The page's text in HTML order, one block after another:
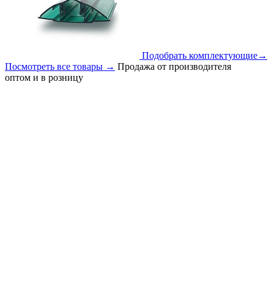
Подобрать комплектующие→
Посмотреть все товары → Продажа от производителя
оптом и в розницу